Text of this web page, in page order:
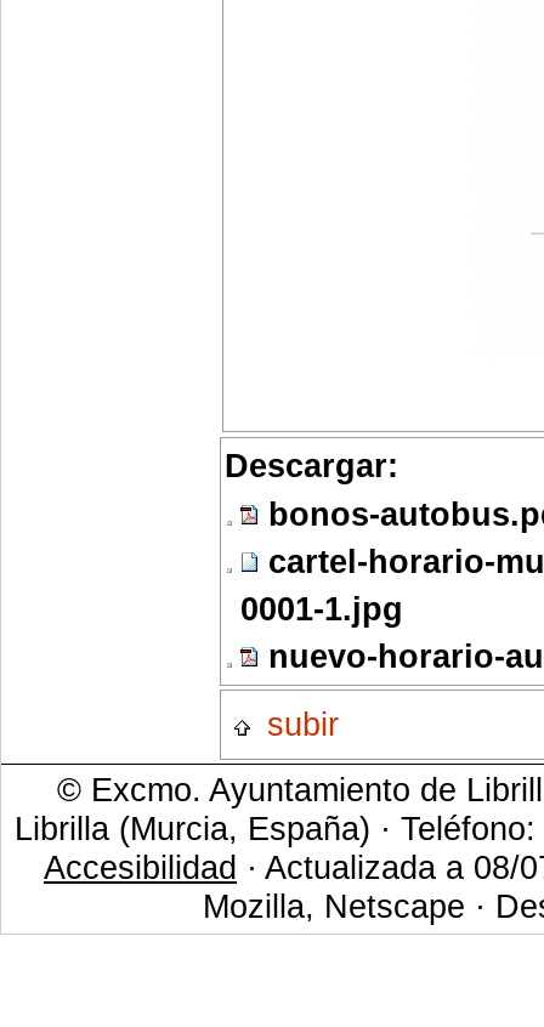
Descargar:
bonos-
cartel-horario-
0001-1.jpg
nuevo-horario-
subir
© Excmo. Ayuntamiento de
Librilla (Murcia, España) ·
Accesibilidad · Actualizada a 08/
Mozilla, Netscape ·